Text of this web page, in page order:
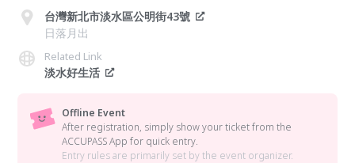
台灣新北市淡水區公明街43號
日落月出
Related Link
淡水好生活
Offline Event
After registration, simply show your ticket from the
ACCUPASS App for quick entry.
Entry rules are primarily set by the event organizer.